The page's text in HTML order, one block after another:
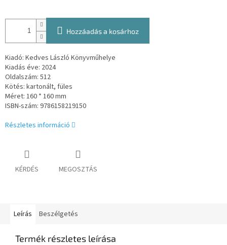
Hozzáadás a kosárhoz
Kiadó: Kedves László Könyvműhelye
Kiadás éve: 2024
Oldalszám: 512
Kötés: kartonált, füles
Méret: 160 * 160 mm
ISBN-szám: 9786158219150
Részletes információ
KÉRDÉS MEGOSZTÁS
Leírás Beszélgetés
Termék részletes leírása